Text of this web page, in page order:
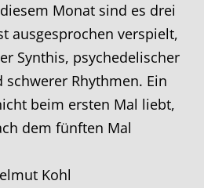
Monat sind es drei
ausgesprochen verspielt,
Synthis, psychedelischer
Rhythmen. Ein
beim ersten Mal liebt,
dem fünften Mal
Kohl